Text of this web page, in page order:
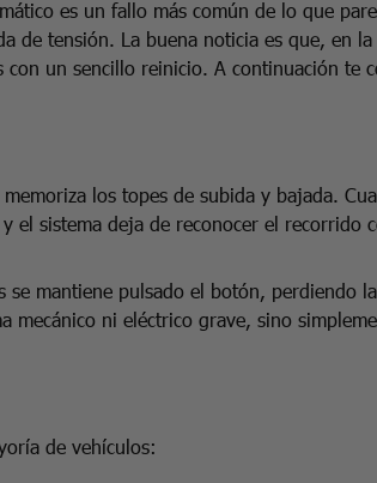
es un fallo más común de lo que
de tensión. La buena noticia es que, en
un sencillo reinicio. A continuación te
los topes de subida y bajada.
el sistema deja de reconocer el recorrido
mantiene pulsado el botón, perdiendo
mecánico ni eléctrico grave, sino
de vehículos: